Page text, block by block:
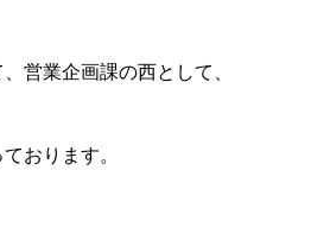
営業企画課の西として、
おります。